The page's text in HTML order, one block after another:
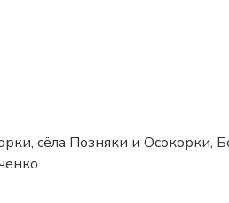
сёла Позняки и Осокорки,